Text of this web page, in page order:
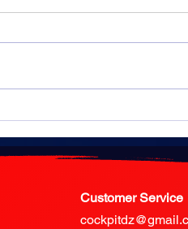
pour 2026
Customer Service